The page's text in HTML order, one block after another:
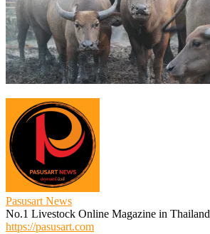
Pasusart News
No.1 Livestock Online Magazine in Thailand
https://pasusart.com